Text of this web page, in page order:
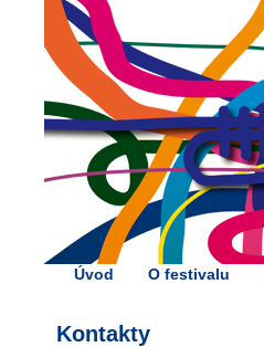
Úvod O festivalu
Kontakty